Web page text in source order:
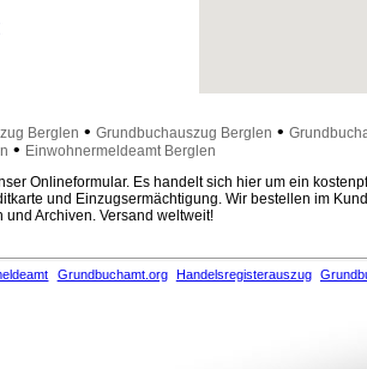
Berglen • Grundbuchauszug Berglen •
• Einwohnermeldeamt Berglen
Onlineformular. Es handelt sich hier um ein
und Einzugsermächtigung. Wir bestellen im
Archiven. Versand weltweit!
Grundbuchamt.org Handelsregisterauszug